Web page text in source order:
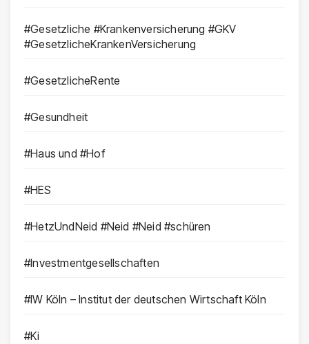
#Gesetzliche #Krankenversicherung #GKV
#GesetzlicheKrankenVersicherung
#GesetzlicheRente
#Gesundheit
#Haus und #Hof
#HES
#HetzUndNeid #Neid #Neid #schüren
#Investmentgesellschaften
#IW Köln – Institut der deutschen Wirtschaft Köln
#Ki